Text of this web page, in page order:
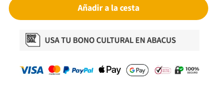
Añadir a la cesta